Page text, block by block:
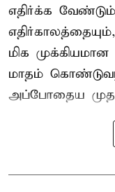
எதிர்க்க
மிக
மாதம்
அப்போதைய